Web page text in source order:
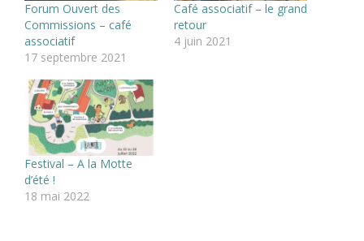
Forum Ouvert des
Commissions – café
associatif
17 septembre 2021
Café associatif – le grand
retour
4 juin 2021
Festival – A la Motte
d’été !
18 mai 2022